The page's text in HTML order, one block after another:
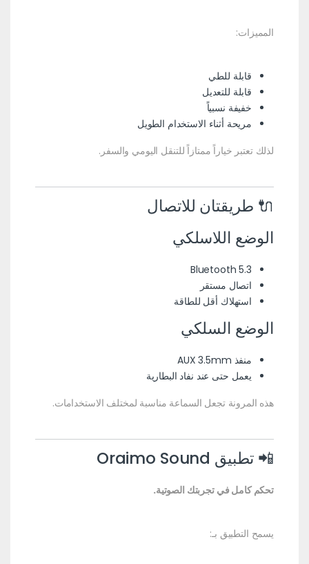
المميزات:
قابلة للطي
قابلة للتعديل
خفيفة نسبياً
مريحة أثناء الاستخدام الطويل
لذلك تعتبر خياراً ممتازاً للتنقل اليومي والسفر.
🔌 طريقتان للاتصال
الوضع اللاسلكي
Bluetooth 5.3
اتصال مستقر
استهلاك أقل للطاقة
الوضع السلكي
منفذ AUX 3.5mm
يعمل حتى عند نفاد البطارية
هذه المرونة تجعل السماعة مناسبة لمختلف الاستخدامات.
📲 تطبيق Oraimo Sound
تحكم كامل في تجربتك الصوتية.
يسمح التطبيق بـ: